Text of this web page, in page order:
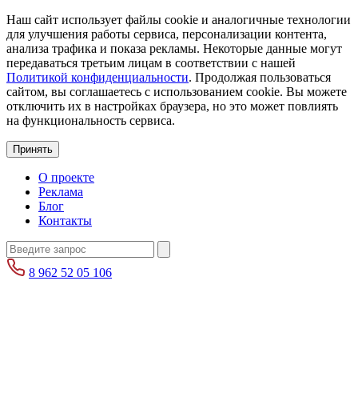
Наш сайт использует файлы cookie и аналогичные технологии
для улучшения работы сервиса, персонализации контента,
анализа трафика и показа рекламы. Некоторые данные могут
передаваться третьим лицам в соответствии с нашей
Политикой конфиденциальности. Продолжая пользоваться
сайтом, вы соглашаетесь с использованием cookie. Вы можете
отключить их в настройках браузера, но это может повлиять
на функциональность сервиса.
Принять
О проекте
Реклама
Блог
Контакты
8 962 52 05 106